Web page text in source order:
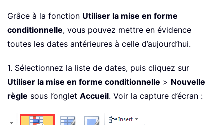
Grâce à la fonction Utiliser la mise en forme
conditionnelle, vous pouvez mettre en évidence
toutes les dates antérieures à celle d’aujourd’hui.
1. Sélectionnez la liste de dates, puis cliquez sur
Utiliser la mise en forme conditionnelle > Nouvelle
règle sous l’onglet Accueil. Voir la capture d’écran :